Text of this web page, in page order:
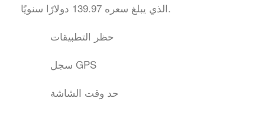
الذي يبلغ سعره 139.97 دولارًا سنويًا.
حظر التطبيقات
سجل GPS
حد وقت الشاشة